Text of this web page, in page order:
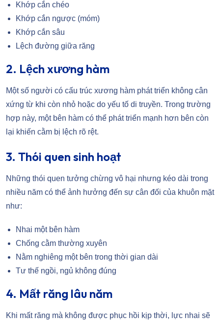
Khớp cắn chéo
Khớp cắn ngược (móm)
Khớp cắn sâu
Lệch đường giữa răng
2. Lệch xương hàm
Một số người có cấu trúc xương hàm phát triển không cân
xứng từ khi còn nhỏ hoặc do yếu tố di truyền. Trong trường
hợp này, một bên hàm có thể phát triển mạnh hơn bên còn
lại khiến cằm bị lệch rõ rệt.
3. Thói quen sinh hoạt
Những thói quen tưởng chừng vô hại nhưng kéo dài trong
nhiều năm có thể ảnh hưởng đến sự cân đối của khuôn mặt
như:
Nhai một bên hàm
Chống cằm thường xuyên
Nằm nghiêng một bên trong thời gian dài
Tư thế ngồi, ngủ không đúng
4. Mất răng lâu năm
Khi mất răng mà không được phục hồi kịp thời, lực nhai sẽ